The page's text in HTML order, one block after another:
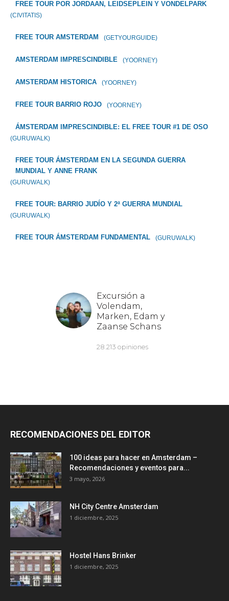
FREE TOUR POR JORDAAN, LEIDSEPLEIN Y VONDELPARK
(CIVITATIS)
FREE TOUR AMSTERDAM (GETYOURGUIDE)
AMSTERDAM IMPRESCINDIBLE (YOORNEY)
AMSTERDAM HISTORICA (YOORNEY)
FREE TOUR BARRIO ROJO (YOORNEY)
ÁMSTERDAM IMPRESCINDIBLE: EL FREE TOUR #1 DE OSO
(GURUWALK)
FREE TOUR ÁMSTERDAM EN LA SEGUNDA GUERRA
MUNDIAL Y ANNE FRANK
(GURUWALK)
FREE TOUR: BARRIO JUDÍO Y 2ª GUERRA MUNDIAL
(GURUWALK)
FREE TOUR ÁMSTERDAM FUNDAMENTAL (GURUWALK)
RECOMENDACIONES DEL EDITOR
100 ideas para hacer en Amsterdam –
Recomendaciones y eventos para...
3 mayo, 2026
NH City Centre Amsterdam
1 diciembre, 2025
Hostel Hans Brinker
1 diciembre, 2025